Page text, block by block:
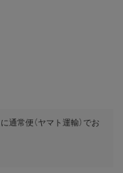
に通常便（ヤマト運輸） でお